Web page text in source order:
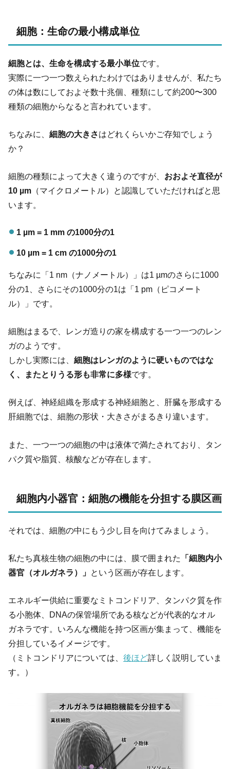
細胞：生命の最小構成単位
細胞とは、生命を構成する最小単位です。
実際に一つ一つ数えられたわけではありませんが、私たち
の体は数にしておよそ数十兆個、種類にして約200〜300
種類の細胞からなると言われています。
ちなみに、 細胞の大きさはどれくらいかご存知でしょう
か？
細胞の種類によって大きく違うのですが、 おおよそ直径が
10 µm （マイクロメートル）と認識していただければと思
います。
1 µm = 1 mm の1000分の1
10 µm = 1 cm の1000分の1
ちなみに「1 nm（ナノメートル）」は1 µmのさらに1000
分の1、さらにその1000分の1は「1 pm（ピコメート
ル）」です。
細胞はまるで、レンガ造りの家を構成する一つ一つのレン
ガのようです。
しかし実際には、 細胞はレンガのように硬いものではな
く、またとりうる形も非常に多様です。
例えば、神経組織を形成する神経細胞と、肝臓を形成する
肝細胞では、細胞の形状・大きさがまるきり違います。
また、一つ一つの細胞の中は液体で満たされており、タン
パク質や脂質、核酸などが存在します。
細胞内小器官：細胞の機能を分担する膜区画
それでは、細胞の中にもう少し目を向けてみましょう。
私たち真核生物の細胞の中には、膜で囲まれた
「細胞内小
器官（オルガネラ）」 という区画が存在します。
エネルギー供給に重要なミトコンドリア、タンパク質を作
る小胞体、DNAの保管場所である核などが代表的なオル
ガネラです。いろんな機能を持つ区画が集まって、機能を
分担しているイメージです。
（ミトコンドリアについては、 後ほど詳しく説明していま
す。）